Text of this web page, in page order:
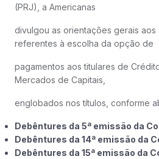
(PRJ), a Americanas
divulgou as orientações gerais aos
referentes à escolha da opção de
pagamentos aos titulares de
Mercados de Capitais,
englobados nos títulos, conforme
Debêntures da 5ª emissão da
Debêntures da 14ª emissão da
Debêntures da 15ª emissão da